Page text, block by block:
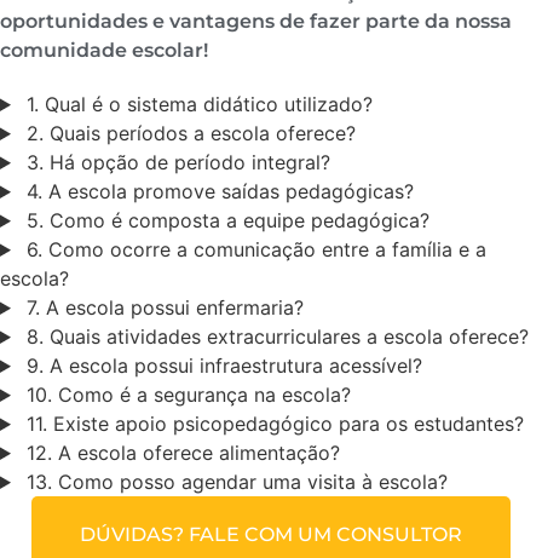
oportunidades e vantagens de fazer parte da nossa
comunidade escolar!
1. Qual é o sistema didático utilizado?
2. Quais períodos a escola oferece?
3. Há opção de período integral?
4. A escola promove saídas pedagógicas?
5. Como é composta a equipe pedagógica?
6. Como ocorre a comunicação entre a família e a
escola?
7. A escola possui enfermaria?
8. Quais atividades extracurriculares a escola oferece?
9. A escola possui infraestrutura acessível?
10. Como é a segurança na escola?
11. Existe apoio psicopedagógico para os estudantes?
12. A escola oferece alimentação?
13. Como posso agendar uma visita à escola?
DÚVIDAS? FALE COM UM CONSULTOR